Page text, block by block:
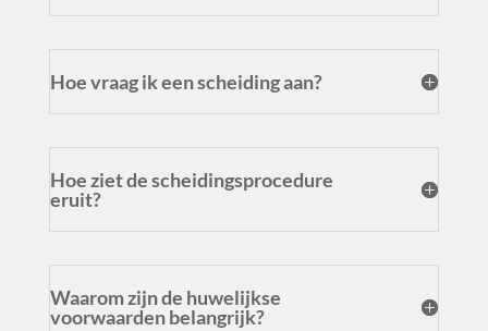
Hoe vraag ik een scheiding aan?
Hoe ziet de scheidingsprocedure
eruit?
Waarom zijn de huwelijkse
voorwaarden belangrijk?